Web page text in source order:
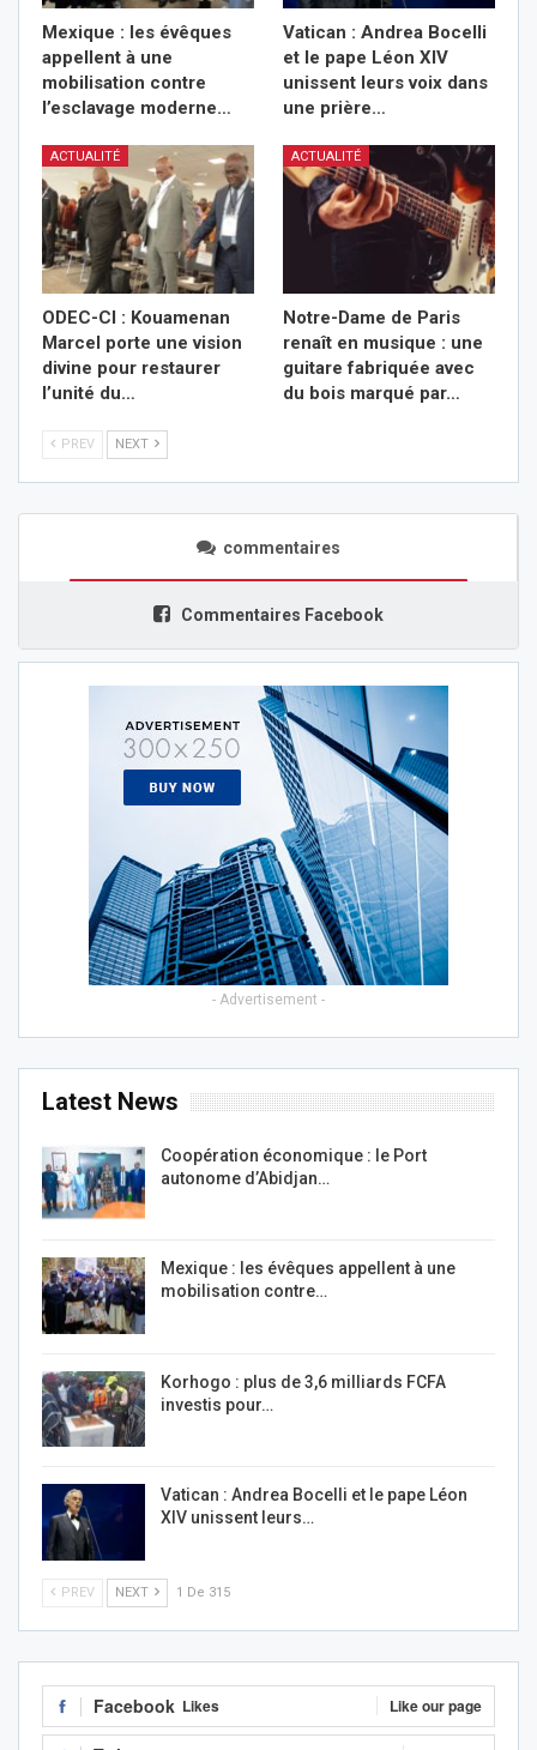
Mexique : les évêques
appellent à une
mobilisation contre
l’esclavage moderne…
Vatican : Andrea Bocelli
et le pape Léon XIV
unissent leurs voix dans
une prière…
ACTUALITÉ
ODEC-CI : Kouamenan
Marcel porte une vision
divine pour restaurer
l’unité du…
ACTUALITÉ
Notre-Dame de Paris
renaît en musique : une
guitare fabriquée avec
du bois marqué par…
PREV NEXT
commentaires
Commentaires Facebook
- Advertisement -
Latest News
Coopération économique : le Port
autonome d’Abidjan…
Mexique : les évêques appellent à une
mobilisation contre…
Korhogo : plus de 3,6 milliards FCFA
investis pour…
Vatican : Andrea Bocelli et le pape Léon
XIV unissent leurs…
PREV NEXT 1 De 315
Facebook Likes Like our page